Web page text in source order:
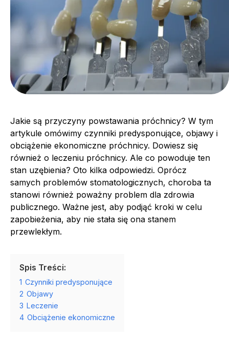
Jakie są przyczyny powstawania próchnicy? W tym
artykule omówimy czynniki predysponujące, objawy i
obciążenie ekonomiczne próchnicy. Dowiesz się
również o leczeniu próchnicy. Ale co powoduje ten
stan uzębienia? Oto kilka odpowiedzi. Oprócz
samych problemów stomatologicznych, choroba ta
stanowi również poważny problem dla zdrowia
publicznego. Ważne jest, aby podjąć kroki w celu
zapobieżenia, aby nie stała się ona stanem
przewlekłym.
Spis Treści:
1 Czynniki predysponujące
2 Objawy
3 Leczenie
4 Obciążenie ekonomiczne